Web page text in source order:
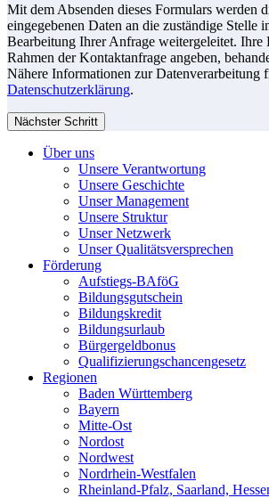
Mit dem Absenden dieses Formulars werden
eingegebenen Daten an die zuständige Stelle
Bearbeitung Ihrer Anfrage weitergeleitet. Ihre
Rahmen der Kontaktanfrage angeben,
Nähere Informationen zur Datenverarbeitung
Datenschutzerklärung.
Nächster Schritt
Über uns
Unsere Verantwortung
Unsere Geschichte
Unser Management
Unsere Struktur
Unser Netzwerk
Unser Qualitätsversprechen
Förderung
Aufstiegs-BAföG
Bildungsgutschein
Bildungskredit
Bildungsurlaub
Bürgergeldbonus
Qualifizierungschancengesetz
Regionen
Baden Württemberg
Bayern
Mitte-Ost
Nordost
Nordwest
Nordrhein-Westfalen
Rheinland-Pfalz, Saarland,